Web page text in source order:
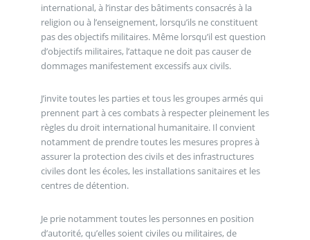
international, à l’instar des bâtiments consacrés à la
religion ou à l’enseignement, lorsqu’ils ne constituent
pas des objectifs militaires. Même lorsqu’il est question
d’objectifs militaires, l’attaque ne doit pas causer de
dommages manifestement excessifs aux civils.
J’invite toutes les parties et tous les groupes armés qui
prennent part à ces combats à respecter pleinement les
règles du droit international humanitaire. Il convient
notamment de prendre toutes les mesures propres à
assurer la protection des civils et des infrastructures
civiles dont les écoles, les installations sanitaires et les
centres de détention.
Je prie notamment toutes les personnes en position
d’autorité, qu’elles soient civiles ou militaires, de